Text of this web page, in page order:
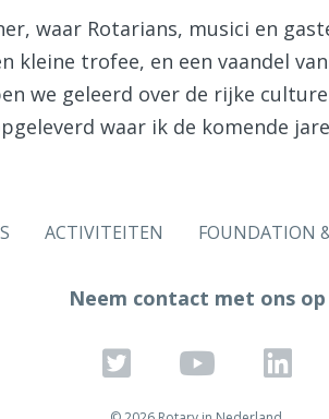
waar Rotarians, musici en
kleine trofee, en een vaandel
we geleerd over de rijke
waar ik de komende
ACTIVITEITEN FOUNDATION
Neem contact met ons op